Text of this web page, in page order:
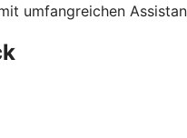
umfangreichen